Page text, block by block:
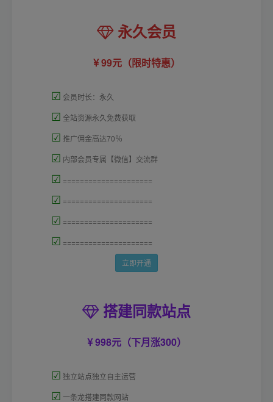
永久会员
99元（限时特惠）
☑ 会员时长：永久
☑ 全站资源永久免费获取
☑ 推广佣金高达70％
☑ 内部会员专属【微信】交流群
☑ =====================
☑ =====================
☑ =====================
☑ =====================
立即开通
搭建同款站点
998元（下月涨300）
☑ 独立站点独立自主运营
☑ 一条龙搭建同款网站